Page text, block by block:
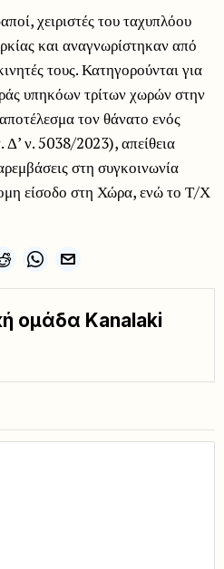
χειριστές του ταχυπλόου
και αναγνωρίστηκαν από
τους. Κατηγορούνται για
υπηκόων τρίτων χωρών στην
τον θάνατο ενός
ν. 5038/2023), απείθεια
στη συγκοινωνία
είσοδο στη Χώρα, ενώ το Τ/Χ
ομάδα Kanalaki